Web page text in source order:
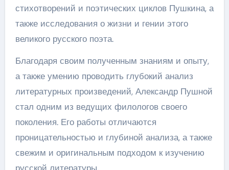
стихотворений и поэтических циклов Пушкина, а
также исследования о жизни и гении этого
великого русского поэта.
Благодаря своим полученным знаниям и опыту,
а также умению проводить глубокий анализ
литературных произведений, Александр Пушной
стал одним из ведущих филологов своего
поколения. Его работы отличаются
проницательностью и глубиной анализа, а также
свежим и оригинальным подходом к изучению
русской литературы.